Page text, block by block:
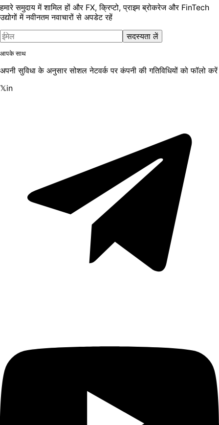
हमारे समुदाय में शामिल हों और FX, क्रिप्टो, प्राइम ब्रोकरेज और FinTech
उद्योगों में नवीनतम नवाचारों से अपडेट रहें
सदस्यता लें
आपके साथ
अपनी सुविधा के अनुसार सोशल नेटवर्क पर कंपनी की गतिविधियों को फॉलो करें
𝕏in